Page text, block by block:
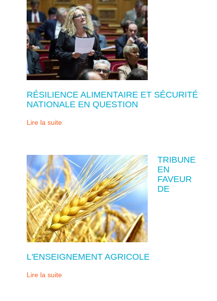
RÉSILIENCE ALIMENTAIRE ET SÉCURITÉ
NATIONALE EN QUESTION
Lire la suite
TRIBUNE
EN
FAVEUR
DE
L'ENSEIGNEMENT AGRICOLE
Lire la suite